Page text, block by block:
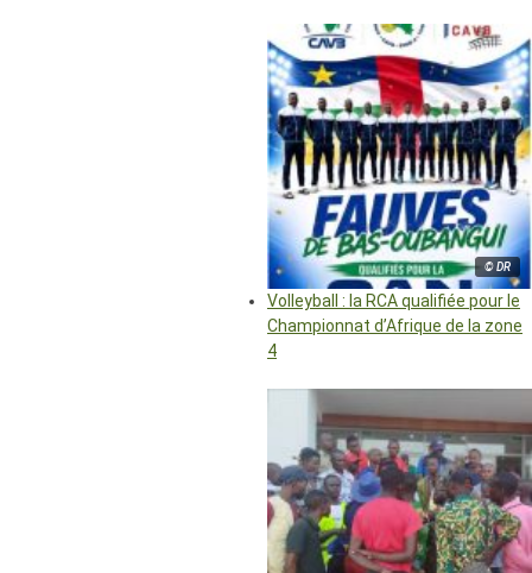
© DR
Volleyball : la RCA qualifiée pour le
Championnat d’Afrique de la zone
4